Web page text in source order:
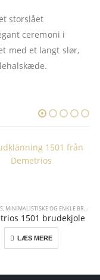
storslået
ceremoni i
med et langt slør,
, MINIMALISTISKE OG ENKLE BRUDEKJOLER
1501 brudekjole
LÆS MERE